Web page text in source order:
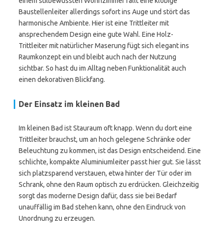
Baustellenleiter allerdings sofort ins Auge und stört das
harmonische Ambiente. Hier ist eine Trittleiter mit
ansprechendem Design eine gute Wahl. Eine Holz-
Trittleiter mit natürlicher Maserung fügt sich elegant ins
Raumkonzept ein und bleibt auch nach der Nutzung
sichtbar. So hast du im Alltag neben Funktionalität auch
einen dekorativen Blickfang.
Der Einsatz im kleinen Bad
Im kleinen Bad ist Stauraum oft knapp. Wenn du dort eine
Trittleiter brauchst, um an hoch gelegene Schränke oder
Beleuchtung zu kommen, ist das Design entscheidend. Eine
schlichte, kompakte Aluminiumleiter passt hier gut. Sie lässt
sich platzsparend verstauen, etwa hinter der Tür oder im
Schrank, ohne den Raum optisch zu erdrücken. Gleichzeitig
sorgt das moderne Design dafür, dass sie bei Bedarf
unauffällig im Bad stehen kann, ohne den Eindruck von
Unordnung zu erzeugen.